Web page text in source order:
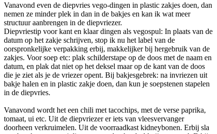
Vanavond even de diepvries vego-dingen in plastic zakjes doen, dan
nemen ze minder plek in dan in de bakjes en kan ik wat meer
structuur aanbrengen in de diepvriezer.
Diepvriestip voor kant en klaar dingen als vegospul: In plaats van de
datum op het zakje schrijven, stop ik nu het label van de
oorspronkelijke verpakking erbij, makkelijker bij hergebruik van de
zakjes. Voor soep etc: plak schilderstape op de doos met de naam en
datum, en plak dat niet op het deksel maar op de kant van de doos
die je ziet als je de vriezer opent. Bij bakjesgebrek: na invriezen uit
bakje halen en in plastic zakje doen, dan kun je soepstenen stapelen
in de diepvries.
Vanavond wordt het een chili met tacochips, met de verse paprika,
tomaat, ui etc. Uit de diepvriezer er iets van vleesvervanger
doorheen verkruimelen. Uit de voorraadkast kidneybonen. Erbij sla